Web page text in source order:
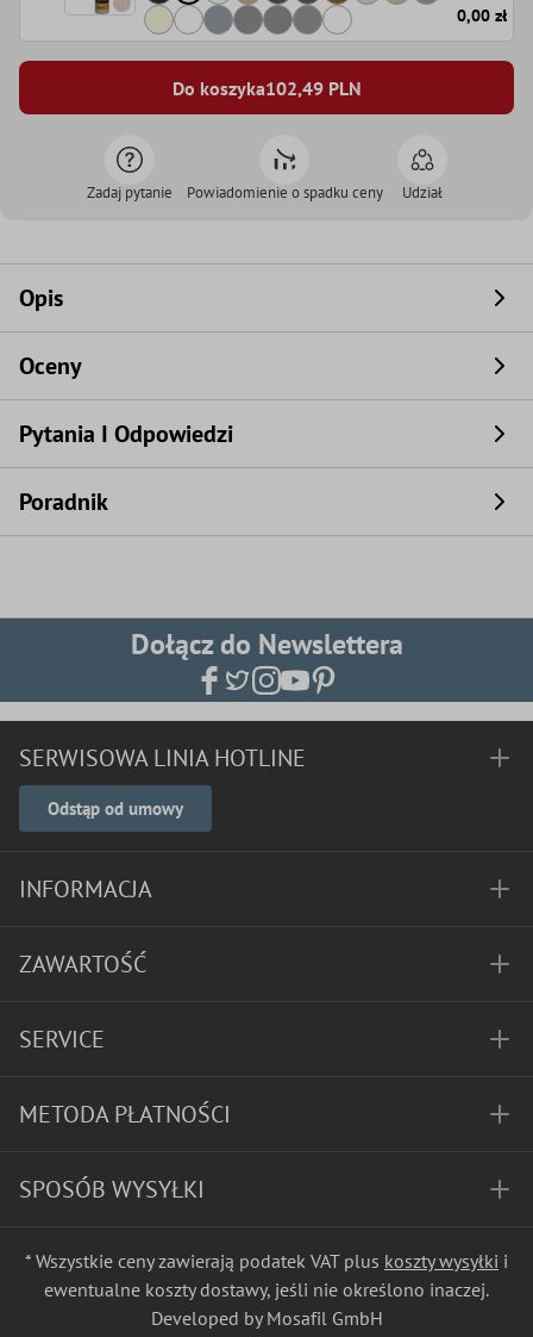
0,00 zł
Do koszyka102,49PLN
Zadaj pytanie Powiadomienie o spadku ceny Udział
Opis
Oceny
Pytania I Odpowiedzi
Poradnik
Dołącz do Newslettera
SERWISOWA LINIA HOTLINE
Odstąp od umowy
INFORMACJA
ZAWARTOŚĆ
SERVICE
METODA PŁATNOŚCI
SPOSÓB WYSYŁKI
* Wszystkie ceny zawierają podatek VAT plus koszty wysyłki i
ewentualne koszty dostawy, jeśli nie określono inaczej.
Developed by Mosafil GmbH